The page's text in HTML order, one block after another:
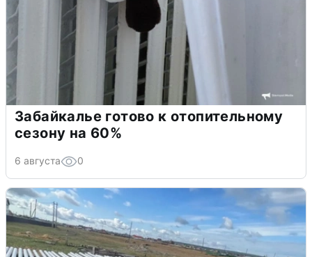
Забайкалье готово к отопительному
сезону на 60%
6 августа 0